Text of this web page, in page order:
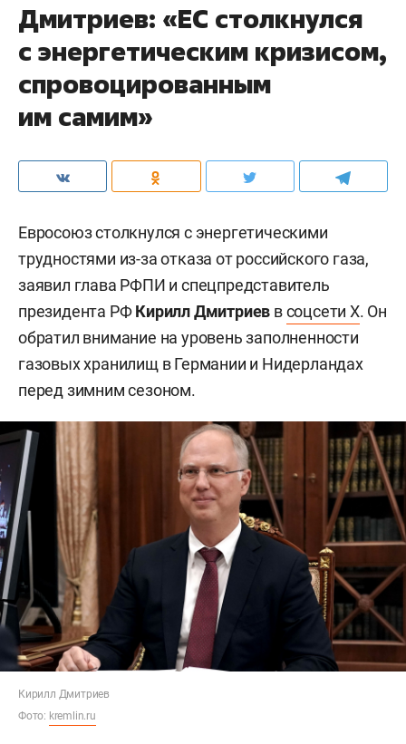
Дмитриев: «ЕС столкнулся
с энергетическим кризисом,
спровоцированным
им самим»
Евросоюз столкнулся с энергетическими
трудностями из-за отказа от российского газа,
заявил глава РФПИ и спецпредставитель
президента РФКирилл Дмитриев всоцсети X. Он
обратил внимание на уровень заполненности
газовых хранилищ в Германии и Нидерландах
перед зимним сезоном.
Кирилл Дмитриев
Фото: kremlin.ru